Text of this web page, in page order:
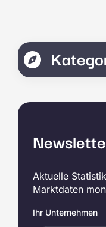
Aktuelle
Marktdaten
Ihr Unternehmen